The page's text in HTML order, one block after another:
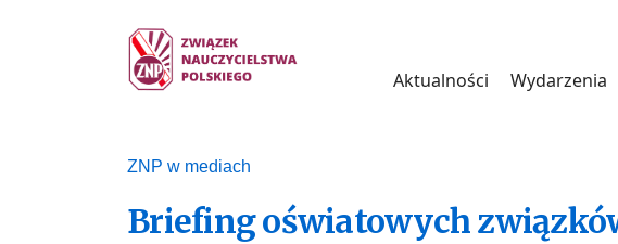
Aktualności Wydarzenia
ZNP w mediach
Briefing oświatowych